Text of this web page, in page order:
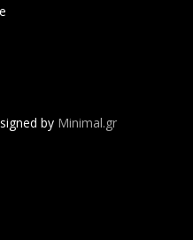
by Minimal.gr